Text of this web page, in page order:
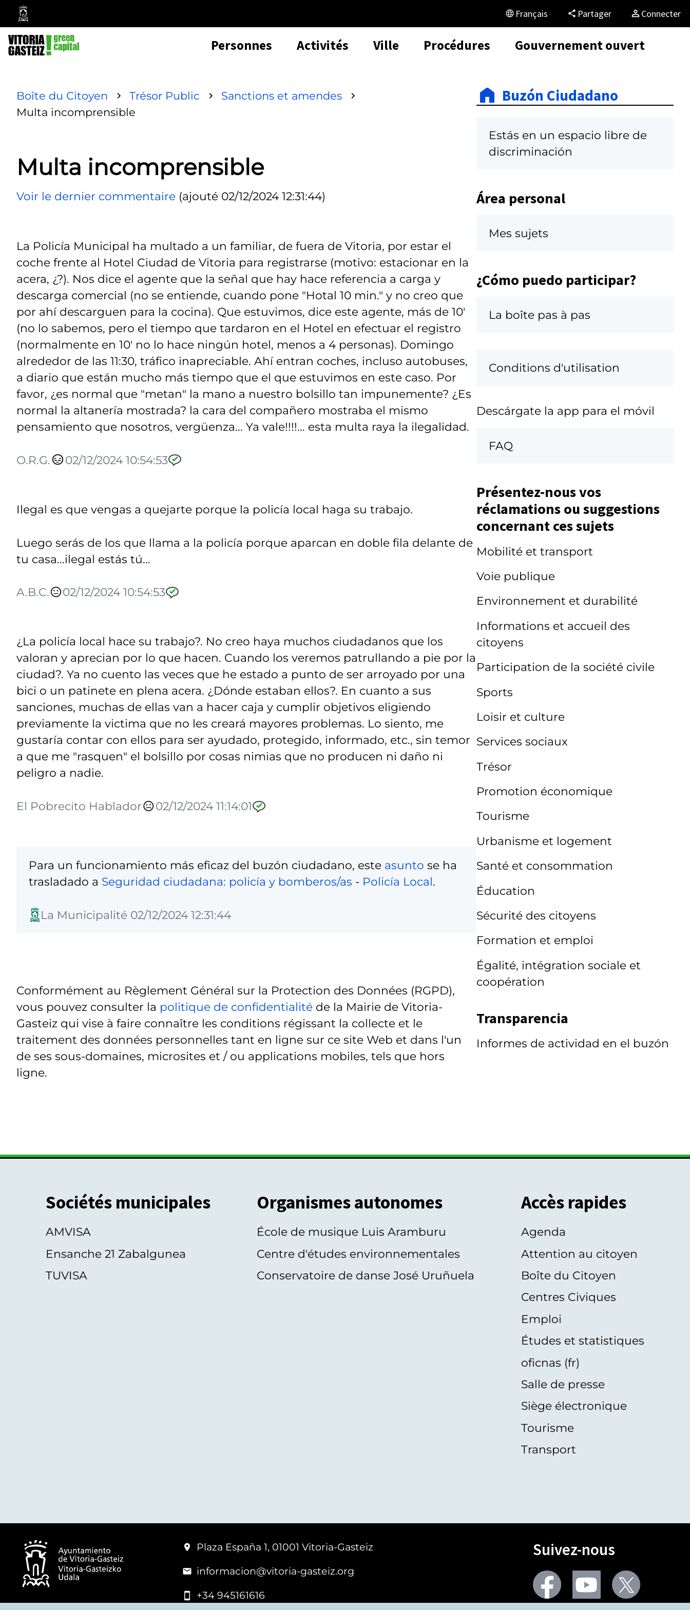
Mairie
de
Vitoria-
Gasteiz
Français Partager Connecter
Personnes Activités Ville Procédures Gouvernement ouvert
Boîte du Citoyen Trésor Public
Sanctions et amendes
Multa incomprensible
Multa incomprensible
Voir le dernier commentaire (ajouté 02/12/2024 12:31:44)
La Policía Municipal ha multado a un familiar, de fuera de Vitoria, por estar el
coche frente al Hotel Ciudad de Vitoria para registrarse (motivo: estacionar en la
acera, ¿?). Nos dice el agente que la señal que hay hace referencia a carga y
descarga comercial (no se entiende, cuando pone "Hotal 10 min." y no creo que
por ahí descarguen para la cocina). Que estuvimos, dice este agente, más de 10'
(no lo sabemos, pero el tiempo que tardaron en el Hotel en efectuar el registro
(normalmente en 10' no lo hace ningún hotel, menos a 4 personas). Domingo
alrededor de las 11:30, tráfico inapreciable. Ahí entran coches, incluso autobuses,
a diario que están mucho más tiempo que el que estuvimos en este caso. Por
favor, ¿es normal que "metan" la mano a nuestro bolsillo tan impunemente? ¿Es
normal la altanería mostrada? la cara del compañero mostraba el mismo
pensamiento que nosotros, vergüenza... Ya vale!!!!... esta multa raya la ilegalidad.
O.R.G. 02/12/2024 10:54:53
Ilegal es que vengas a quejarte porque la policía local haga su trabajo.
Luego serás de los que llama a la policía porque aparcan en doble fila delante de
tu casa...ilegal estás tú...
A.B.C. 02/12/2024 10:54:53
¿La policía local hace su trabajo?. No creo haya muchos ciudadanos que los
valoran y aprecian por lo que hacen. Cuando los veremos patrullando a pie por la
ciudad?. Ya no cuento las veces que he estado a punto de ser arroyado por una
bici o un patinete en plena acera. ¿Dónde estaban ellos?. En cuanto a sus
sanciones, muchas de ellas van a hacer caja y cumplir objetivos eligiendo
previamente la victima que no les creará mayores problemas. Lo siento, me
gustaría contar con ellos para ser ayudado, protegido, informado, etc., sin temor
a que me "rasquen" el bolsillo por cosas nimias que no producen ni daño ni
peligro a nadie.
El Pobrecito Hablador 02/12/2024 11:14:01
Para un funcionamiento más eficaz del buzón ciudadano, este asunto se ha
trasladado a Seguridad ciudadana: policía y bomberos/as - Policía Local.
La Municipalité 02/12/2024 12:31:44
Conformément au Règlement Général sur la Protection des Données (RGPD),
vous pouvez consulter la politique de confidentialité de la Mairie de Vitoria-
Gasteiz qui vise à faire connaître les conditions régissant la collecte et le
traitement des données personnelles tant en ligne sur ce site Web et dans l'un
de ses sous-domaines, microsites et / ou applications mobiles, tels que hors
ligne.
Buzón Ciudadano
Estás en un espacio libre de
discriminación
Área personal
Mes sujets
¿Cómo puedo participar?
La boîte pas à pas
Conditions d'utilisation
Descárgate la app para el móvil
FAQ
Présentez-nous vos
réclamations ou suggestions
concernant ces sujets
Mobilité et transport
Voie publique
Environnement et durabilité
Informations et accueil des
citoyens
Participation de la société civile
Sports
Loisir et culture
Services sociaux
Trésor
Promotion économique
Tourisme
Urbanisme et logement
Santé et consommation
Éducation
Sécurité des citoyens
Formation et emploi
Égalité, intégration sociale et
coopération
Transparencia
Informes de actividad en el buzón
Sociétés municipales
AMVISA
Ensanche 21 Zabalgunea
TUVISA
Organismes autonomes
École de musique Luis Aramburu
Centre d'études environnementales
Conservatoire de danse José Uruñuela
Accès rapides
Agenda
Attention au citoyen
Boîte du Citoyen
Centres Civiques
Emploi
Études et statistiques
oficnas (fr)
Salle de presse
Siège électronique
Tourisme
Transport
Plaza España 1, 01001 Vitoria-Gasteiz
informacion@vitoria-gasteiz.org
+34 945161616
Suivez-nous
Facebook Youtube